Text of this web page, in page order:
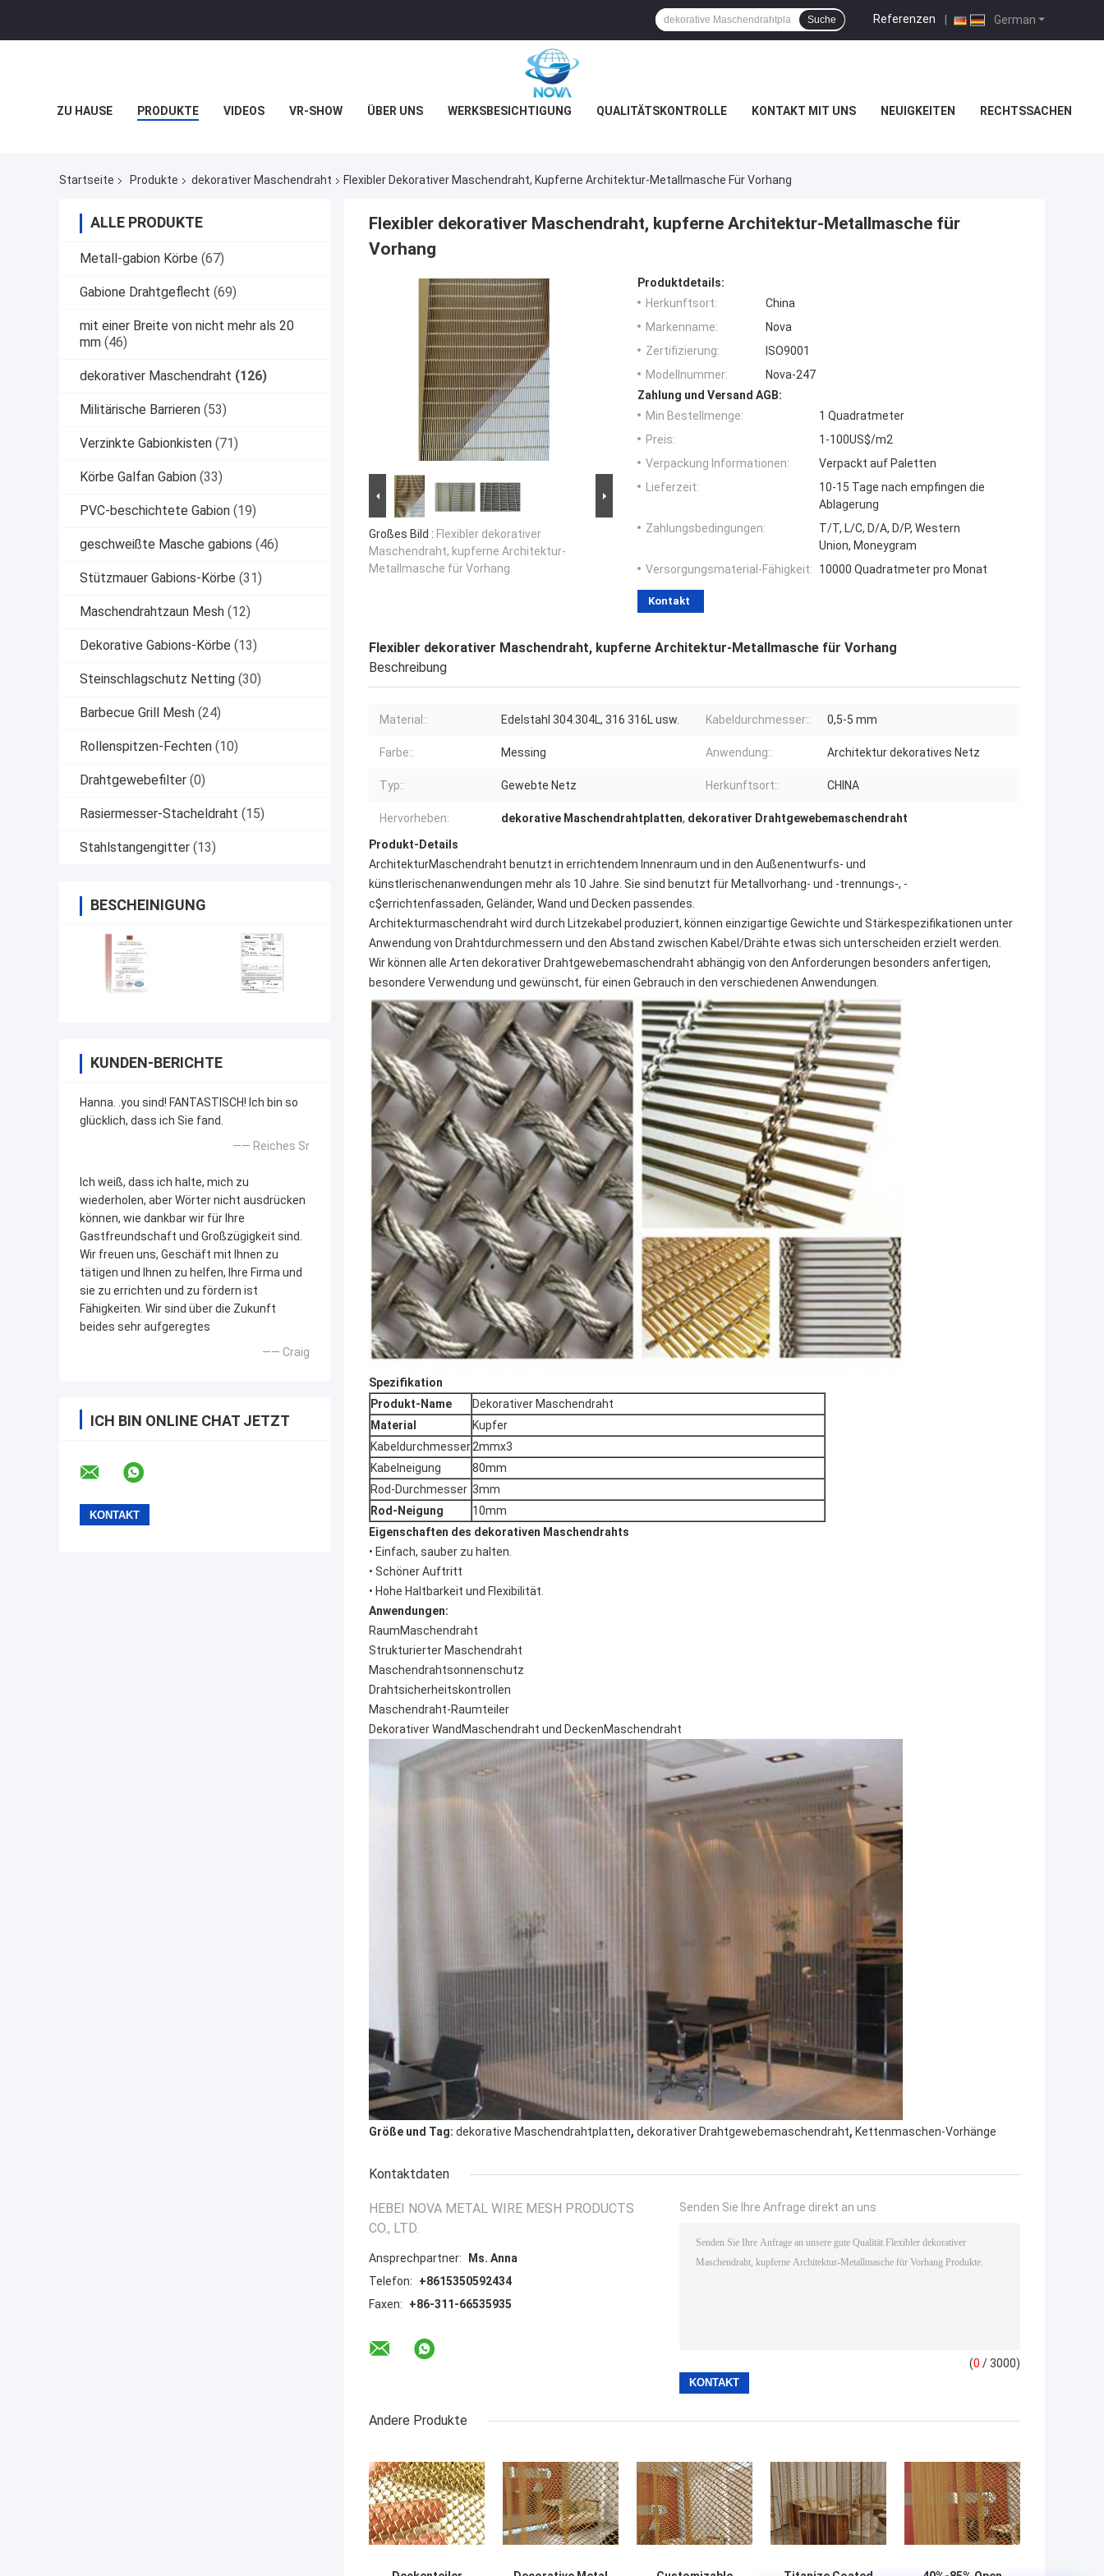
German
Referenzen |
Suche
ZU HAUSE PRODUKTE VIDEOS VR-SHOW ÜBER UNS WERKSBESICHTIGUNG QUALITÄTSKONTROLLE KONTAKT MIT UNS NEUIGKEITEN RECHTSSACHEN
Startseite Produkte dekorativer Maschendraht Flexibler Dekorativer Maschendraht, Kupferne Architektur-Metallmasche Für Vorhang
ALLE PRODUKTE
Metall-gabion Körbe (67)
Gabione Drahtgeflecht (69)
mit einer Breite von nicht mehr als 20
mm (46)
dekorativer Maschendraht (126)
Militärische Barrieren (53)
Verzinkte Gabionkisten (71)
Körbe Galfan Gabion (33)
PVC-beschichtete Gabion (19)
geschweißte Masche gabions (46)
Stützmauer Gabions-Körbe (31)
Maschendrahtzaun Mesh (12)
Dekorative Gabions-Körbe (13)
Steinschlagschutz Netting (30)
Barbecue Grill Mesh (24)
Rollenspitzen-Fechten (10)
Drahtgewebefilter (0)
Rasiermesser-Stacheldraht (15)
Stahlstangengitter (13)
BESCHEINIGUNG
KUNDEN-BERICHTE
Hanna. .you sind! FANTASTISCH! Ich bin so
glücklich, dass ich Sie fand.
—— Reiches Sr
Ich weiß, dass ich halte, mich zu
wiederholen, aber Wörter nicht ausdrücken
können, wie dankbar wir für Ihre
Gastfreundschaft und Großzügigkeit sind.
Wir freuen uns, Geschäft mit Ihnen zu
tätigen und Ihnen zu helfen, Ihre Firma und
sie zu errichten und zu fördern ist
Fähigkeiten. Wir sind über die Zukunft
beides sehr aufgeregtes
—— Craig
ICH BIN ONLINE CHAT JETZT
Flexibler dekorativer Maschendraht, kupferne Architektur-Metallmasche für
Vorhang
Großes Bild : Flexibler dekorativer
Maschendraht, kupferne Architektur-
Metallmasche für Vorhang
Produktdetails:
Herkunftsort:
China
Markenname:
Nova
Zertifizierung:
ISO9001
Modellnummer:
Nova-247
Zahlung und Versand AGB:
Min Bestellmenge:
1 Quadratmeter
Preis:
1-100US$/m2
Verpackung Informationen:
Verpackt auf Paletten
Lieferzeit:
10-15 Tage nach empfingen die
Ablagerung
Zahlungsbedingungen:
T/T, L/C, D/A, D/P, Western
Union, Moneygram
Versorgungsmaterial-Fähigkeit:
10000 Quadratmeter pro Monat
Kontakt
Flexibler dekorativer Maschendraht, kupferne Architektur-Metallmasche für Vorhang
Beschreibung
Material:: Edelstahl 304.304L, 316 316L usw. Kabeldurchmesser:: 0,5-5 mm
Farbe:: Messing Anwendung:: Architektur dekoratives Netz
Typ:: Gewebte Netz Herkunftsort:: CHINA
Hervorheben: dekorative Maschendrahtplatten, dekorativer Drahtgewebemaschendraht
Produkt-Details
ArchitekturMaschendraht benutzt in errichtendem Innenraum und in den Außenentwurfs- und
künstlerischenanwendungen mehr als 10 Jahre. Sie sind benutzt für Metallvorhang- und -trennungs-, -
c$errichtenfassaden, Geländer, Wand und Decken passendes.
Architekturmaschendraht wird durch Litzekabel produziert, können einzigartige Gewichte und Stärkespezifikationen unter
Anwendung von Drahtdurchmessern und den Abstand zwischen Kabel/Drähte etwas sich unterscheiden erzielt werden.
Wir können alle Arten dekorativer Drahtgewebemaschendraht abhängig von den Anforderungen besonders anfertigen,
besondere Verwendung und gewünscht, für einen Gebrauch in den verschiedenen Anwendungen.
Spezifikation
Produkt-Name
Dekorativer Maschendraht
Material
Kupfer
Kabeldurchmesser2mmx3
Kabelneigung
80mm
Rod-Durchmesser 3mm
Rod-Neigung
10mm
Eigenschaften des dekorativen Maschendrahts
• Einfach, sauber zu halten.
• Schöner Auftritt
• Hohe Haltbarkeit und Flexibilität.
Anwendungen:
RaumMaschendraht
Strukturierter Maschendraht
Maschendrahtsonnenschutz
Drahtsicherheitskontrollen
Maschendraht-Raumteiler
Dekorativer WandMaschendraht und DeckenMaschendraht
Größe und Tag: dekorative Maschendrahtplatten, dekorativer Drahtgewebemaschendraht, Kettenmaschen-Vorhänge
Kontaktdaten
HEBEI NOVA METAL WIRE MESH PRODUCTS
CO., LTD.
Ansprechpartner:
Ms. Anna
Telefon:
+8615350592434
Faxen:
+86-311-66535935
Senden Sie Ihre Anfrage direkt an uns
(0 / 3000)
Andere Produkte